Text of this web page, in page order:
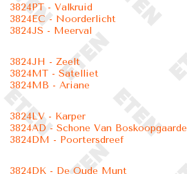
3824PT - Valkruid
3824EC - Noorderlicht
3824JS - Meerval
3824JH - Zeelt
3824MT - Satelliet
3824MB - Ariane
3824LV - Karper
3824AD - Schone Van Boskoopgaarde
3824DM - Poortersdreef
3824DK - De Oude Munt